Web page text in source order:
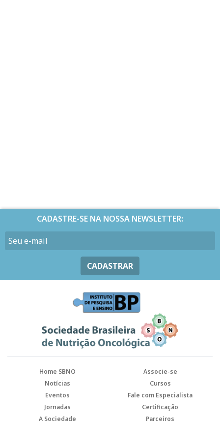
CADASTRE-SE NA NOSSA NEWSLETTER:
CADASTRAR
Home SBNO
Associe-se
Notícias
Cursos
Eventos
Fale com Especialista
Jornadas
Certificação
A Sociedade
Parceiros